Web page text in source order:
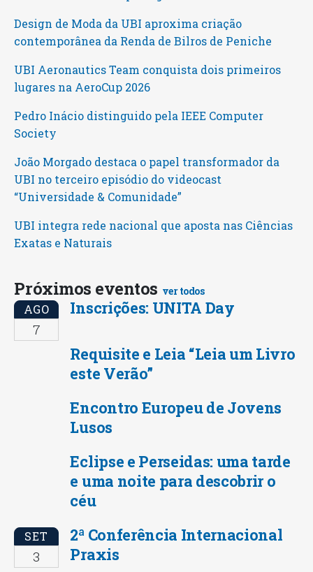
Design de Moda da UBI aproxima criação
contemporânea da Renda de Bilros de Peniche
UBI Aeronautics Team conquista dois primeiros
lugares na AeroCup 2026
Pedro Inácio distinguido pela IEEE Computer
Society
João Morgado destaca o papel transformador da
UBI no terceiro episódio do videocast
“Universidade & Comunidade”
UBI integra rede nacional que aposta nas Ciências
Exatas e Naturais
Próximos eventos ver todos
AGO
7
Inscrições: UNITA Day
Requisite e Leia “Leia um Livro
este Verão”
Encontro Europeu de Jovens
Lusos
Eclipse e Perseidas: uma tarde
e uma noite para descobrir o
céu
SET
3
2ª Conferência Internacional
Praxis